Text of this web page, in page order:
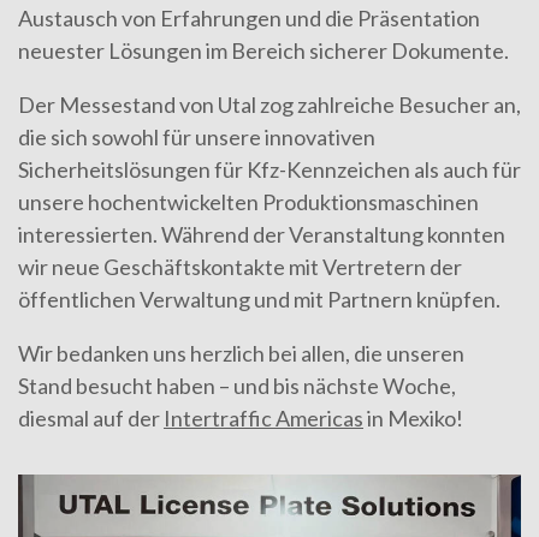
Austausch von Erfahrungen und die Präsentation
neuester Lösungen im Bereich sicherer Dokumente.
Der Messestand von Utal zog zahlreiche Besucher an,
die sich sowohl für unsere innovativen
Sicherheitslösungen für Kfz-Kennzeichen als auch für
unsere hochentwickelten Produktionsmaschinen
interessierten. Während der Veranstaltung konnten
wir neue Geschäftskontakte mit Vertretern der
öffentlichen Verwaltung und mit Partnern knüpfen.
Wir bedanken uns herzlich bei allen, die unseren
Stand besucht haben – und bis nächste Woche,
diesmal auf der Intertraffic Americasin Mexiko!